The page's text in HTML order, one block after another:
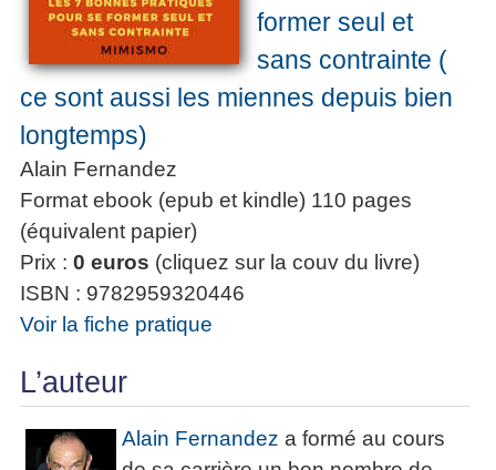
former seul et
sans contrainte (
ce sont aussi les miennes depuis bien
longtemps)
Alain Fernandez
Format ebook (epub et kindle) 110 pages
(équivalent papier)
Prix : 0 euros (cliquez sur la couv du livre)
ISBN : 9782959320446
Voir la fiche pratique
L’auteur
Alain Fernandez a formé au cours